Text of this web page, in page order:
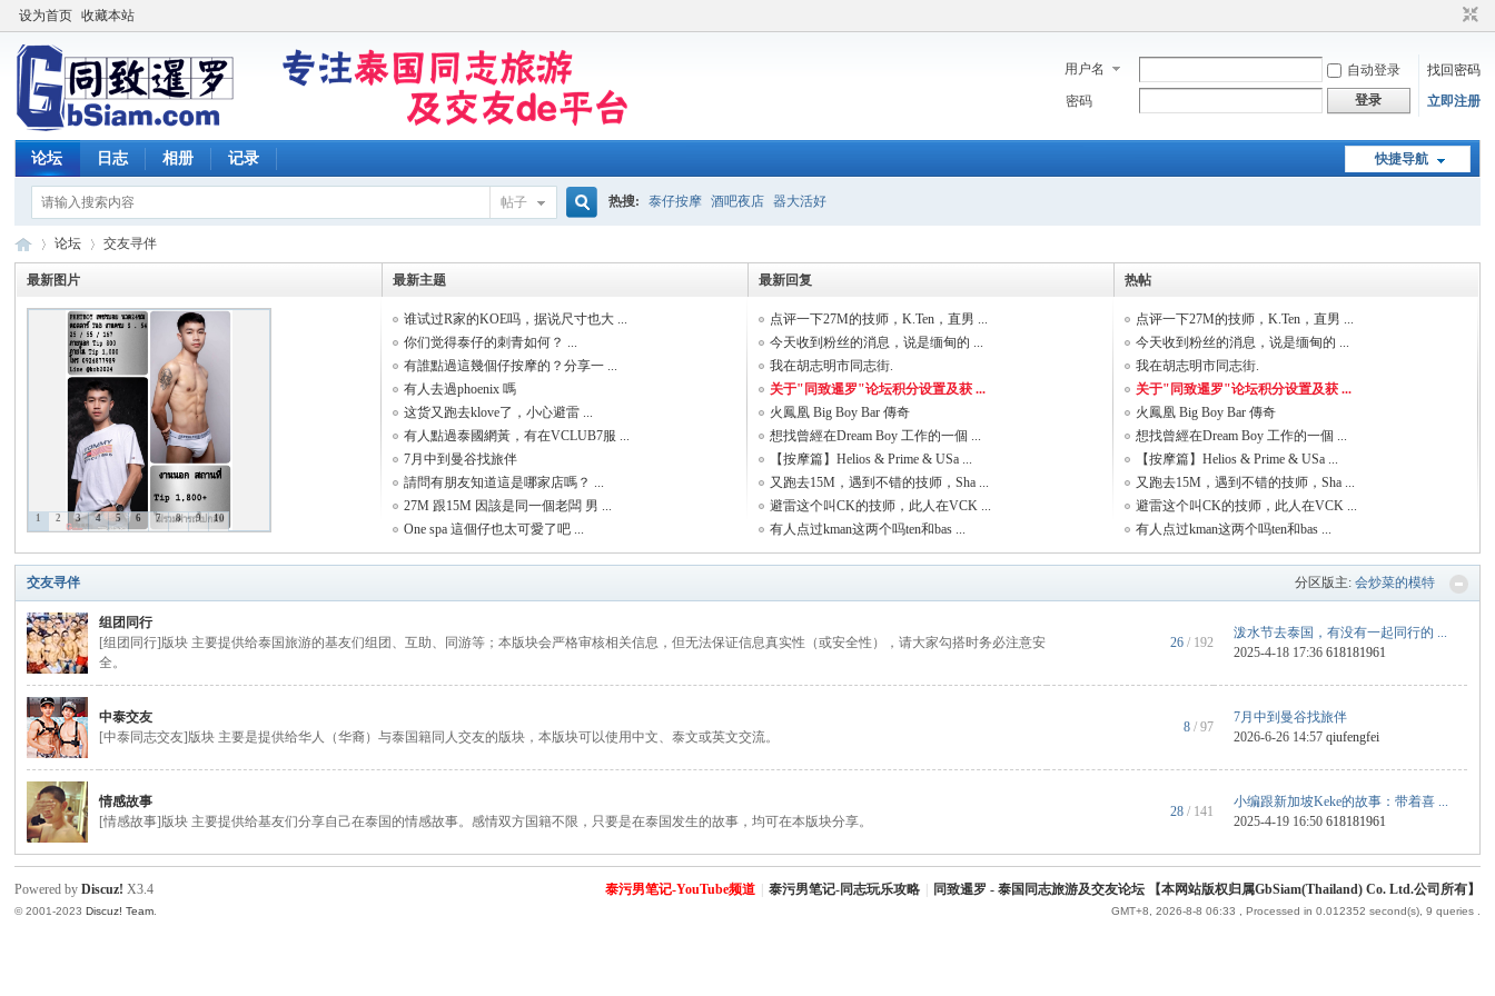
设为首页 收藏本站
用户名 自动登录
找回密码
密码
登录 立即注册
快捷导航
论坛 日志 相册 记录
帖子
索
热搜: 泰仔按摩 酒吧夜店 器大活好
致
暹
论坛
›
交友寻伴
最新图片
1 2 3 4 5 6 7 8 9 10
最新主题
谁试过R家的KOE吗，据说尺寸也大 ...
你们觉得泰仔的刺青如何？ ...
有誰點過這幾個仔按摩的？分享一 ...
有人去過phoenix 嗎
这货又跑去klove了，小心避雷 ...
有人點過泰國網黃，有在VCLUB7服 ...
7月中到曼谷找旅伴
請問有朋友知道這是哪家店嗎？ ...
27M 跟15M 因該是同一個老闆 男 ...
One spa 這個仔也太可愛了吧 ...
最新回复
点评一下27M的技师，K.Ten，直男 ...
今天收到粉丝的消息，说是缅甸的 ...
我在胡志明市同志街.
关于"同致暹罗"论坛积分设置及获 ...
火鳳凰 Big Boy Bar 傳奇
想找曾經在Dream Boy 工作的一個 ...
【按摩篇】Helios & Prime & USa ...
又跑去15M，遇到不错的技师，Sha ...
避雷这个叫CK的技师，此人在VCK ...
有人点过kman这两个吗ten和bas ...
热帖
点评一下27M的技师，K.Ten，直男 ...
今天收到粉丝的消息，说是缅甸的 ...
我在胡志明市同志街.
关于"同致暹罗"论坛积分设置及获 ...
火鳳凰 Big Boy Bar 傳奇
想找曾經在Dream Boy 工作的一個 ...
【按摩篇】Helios & Prime & USa ...
又跑去15M，遇到不错的技师，Sha ...
避雷这个叫CK的技师，此人在VCK ...
有人点过kman这两个吗ten和bas ...
分区版主: 会炒菜的模特
交友寻伴
组团同行
[组团同行]版块 主要提供给泰国旅游的基友们组团、互助、同游等；本版块会严格审核相关信息，但无法保证信息真实性（或安全性），请大家勾搭时务必注意安
全。
26 / 192
泼水节去泰国，有没有一起同行的 ...
2025-4-18 17:36618181961
中泰交友
[中泰同志交友]版块 主要是提供给华人（华裔）与泰国籍同人交友的版块，本版块可以使用中文、泰文或英文交流。
8 / 97
7月中到曼谷找旅伴
2026-6-26 14:57qiufengfei
情感故事
[情感故事]版块 主要提供给基友们分享自己在泰国的情感故事。感情双方国籍不限，只要是在泰国发生的故事，均可在本版块分享。
28 / 141
小编跟新加坡Keke的故事：带着喜 ...
2025-4-19 16:50618181961
泰污男笔记-YouTube频道 泰污男笔记-同志玩乐攻略 同致暹罗 - 泰国同志旅游及交友论坛 【本网站版权归属GbSiam(Thailand) Co. Ltd.公司所有】
GMT+8, 2026-8-8 06:33 , Processed in 0.012352 second(s), 9 queries .
Powered byDiscuz! X3.4
© 2001-2023Discuz! Team